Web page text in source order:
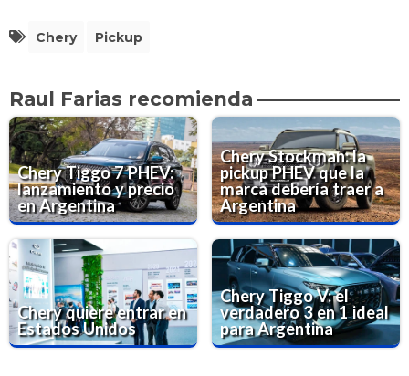
Chery Pickup
Raul Farias recomienda
Chery Tiggo 7 PHEV:
lanzamiento y precio
en Argentina
Chery Stockman: la
pickup PHEV que la
marca debería traer a
Argentina
Chery quiere entrar en
Estados Unidos
Chery Tiggo V: el
verdadero 3 en 1 ideal
para Argentina